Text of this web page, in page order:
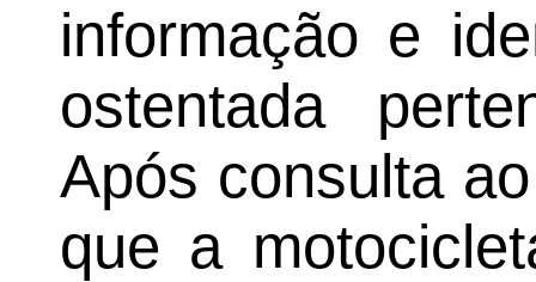
informação e
ostentada
Após consulta
que a